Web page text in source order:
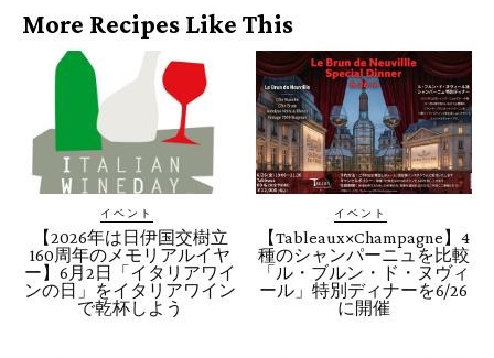
More Recipes Like This
イベント
【2026年は日伊国交樹立
160周年のメモリアルイヤ
ー】6月2日「イタリアワイ
ンの日」をイタリアワイン
で乾杯しよう
イベント
【Tableaux×Champagne】4
種のシャンパーニュを比較
「ル・ブルン・ド・ヌヴィ
ール」特別ディナーを6/26
に開催